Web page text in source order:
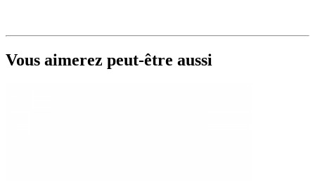
Vous aimerez peut-être aussi